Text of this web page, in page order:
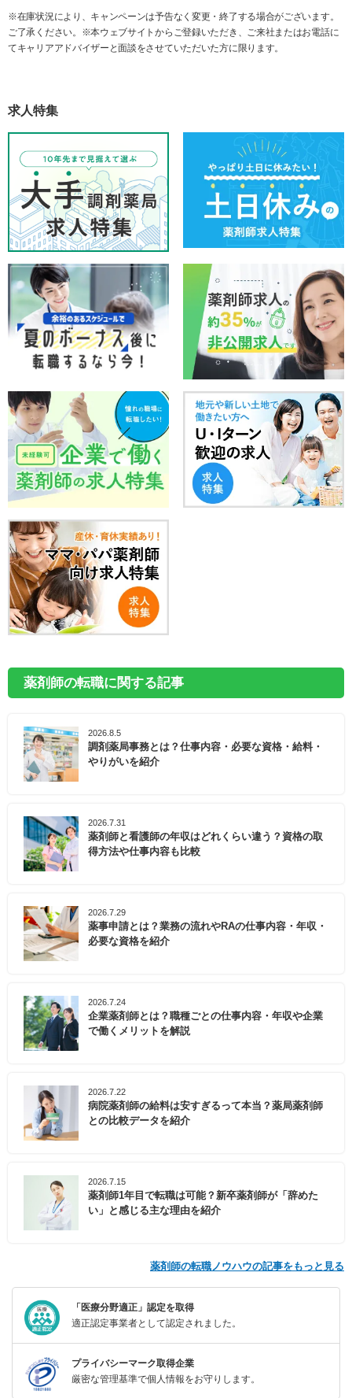
※在庫状況により、キャンペーンは予告なく変更・終了する場合がございます。
ご了承ください。※本ウェブサイトからご登録いただき、ご来社またはお電話に
てキャリアアドバイザーと面談をさせていただいた方に限ります。
求人特集
薬剤師の転職に関する記事
2026.8.5
調剤薬局事務とは？仕事内容・必要な資格・給料・
やりがいを紹介
2026.7.31
薬剤師と看護師の年収はどれくらい違う？資格の取
得方法や仕事内容も比較
2026.7.29
薬事申請とは？業務の流れやRAの仕事内容・年収・
必要な資格を紹介
2026.7.24
企業薬剤師とは？職種ごとの仕事内容・年収や企業
で働くメリットを解説
2026.7.22
病院薬剤師の給料は安すぎるって本当？薬局薬剤師
との比較データを紹介
2026.7.15
薬剤師1年目で転職は可能？新卒薬剤師が「辞めた
い」と感じる主な理由を紹介
薬剤師の転職ノウハウの記事をもっと見る
「医療分野適正」認定を取得
適正認定事業者として認定されました。
プライバシーマーク取得企業
厳密な管理基準で個人情報をお守りします。